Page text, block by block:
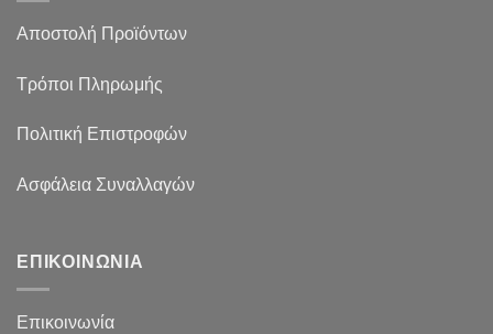
Αποστολή Προϊόντων
Τρόποι Πληρωμής
Πολιτική Επιστροφών
Ασφάλεια Συναλλαγών
ΕΠΙΚΟΙΝΩΝΙΑ
Επικοινωνία